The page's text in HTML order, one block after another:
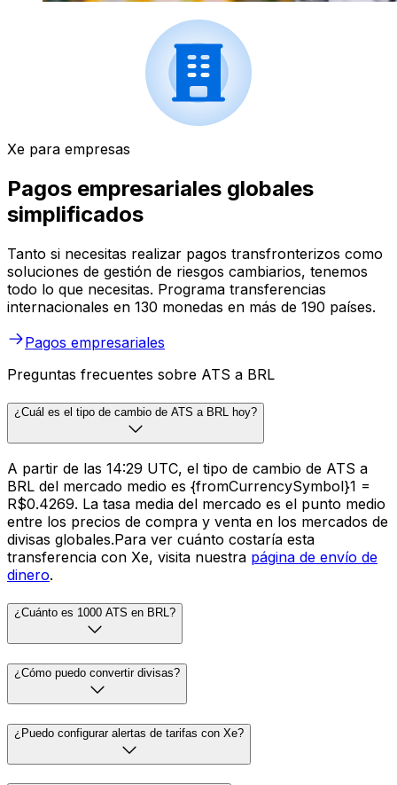
Xe para empresas
Pagos empresariales globales
simplificados
Tanto si necesitas realizar pagos transfronterizos como
soluciones de gestión de riesgos cambiarios, tenemos
todo lo que necesitas. Programa transferencias
internacionales en 130 monedas en más de 190 países.
Pagos empresariales
Preguntas frecuentes sobre ATS a BRL
¿Cuál es el tipo de cambio de ATS a BRL hoy?
A partir de las 14:29 UTC, el tipo de cambio de ATS a
BRL del mercado medio es {fromCurrencySymbol}1 =
R$0.4269. La tasa media del mercado es el punto medio
entre los precios de compra y venta en los mercados de
divisas globales.Para ver cuánto costaría esta
transferencia con Xe, visita nuestra página de envío de
dinero.
¿Cuánto es 1000 ATS en BRL?
¿Cómo puedo convertir divisas?
¿Puedo configurar alertas de tarifas con Xe?